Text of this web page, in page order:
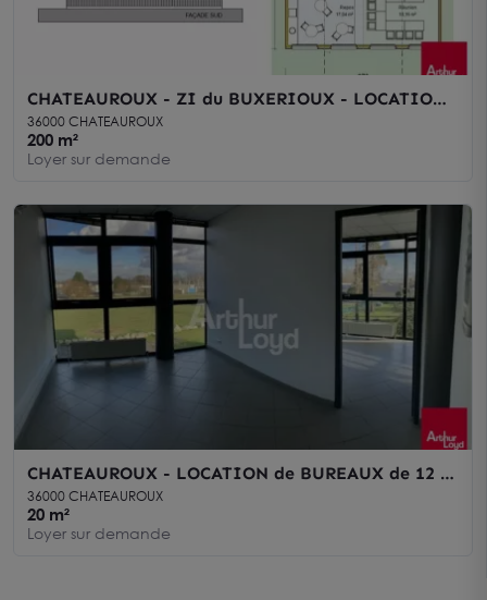
CHATEAUROUX - ZI du BUXERIOUX - LOCATION
ESPACES de BUREAUX - 1758 3
36000 CHATEAUROUX
200 m²
Loyer sur demande
CHATEAUROUX - LOCATION de BUREAUX de 12 à
60 m²
36000 CHATEAUROUX
20 m²
Loyer sur demande